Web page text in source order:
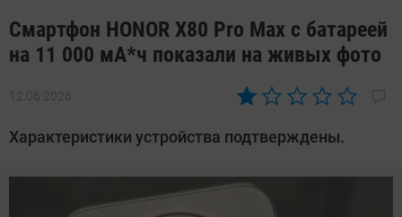
Смартфон HONOR X80 Pro Max с батареей
на 11 000 мА*ч показали на живых фото
12.06.2026
Автор:
Калашников
Характеристики устройства подтверждены.